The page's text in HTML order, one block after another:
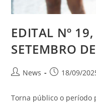
EDITAL Nº
SETEMBRO
News 18/09/
Torna público o período